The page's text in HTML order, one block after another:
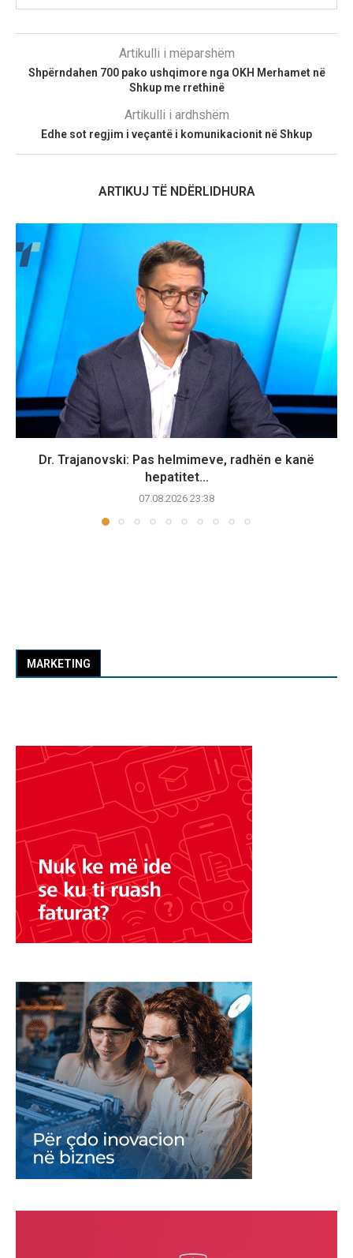
Artikulli i mëparshëm
Shpërndahen 700 pako ushqimore nga OKH Merhamet në
Shkup me rrethinë
Artikulli i ardhshëm
Edhe sot regjim i veçantë i komunikacionit në Shkup
ARTIKUJ TË NDËRLIDHURA
Dr. Trajanovski: Pas helmimeve, radhën e kanë
hepatitet...
07.08.2026 23:38
MARKETING